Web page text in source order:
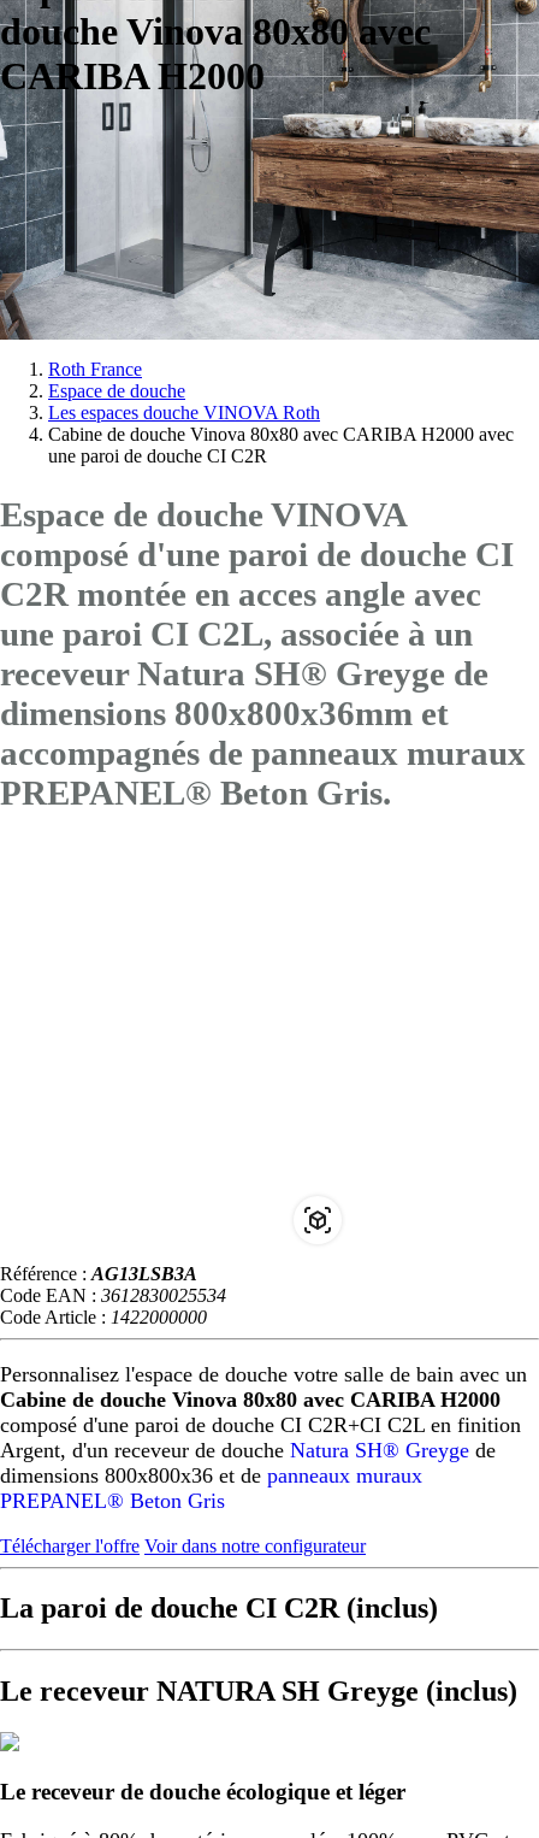
douche Vinova 80x80 avec
CARIBA H2000
Vous
êtes
Roth France
Espace de douche
Les espaces douche VINOVA Roth
Cabine de douche Vinova 80x80 avec CARIBA H2000 avec
une paroi de douche CI C2R
Espace de douche VINOVA
composé d'une paroi de douche CI
C2R montée en acces angle avec
une paroi CI C2L, associée à un
receveur Natura SH® Greyge de
dimensions 800x800x36mm et
accompagnés de panneaux muraux
PREPANEL® Beton Gris.
Référence : AG13LSB3A
Code EAN : 3612830025534
Code Article : 1422000000
Personnalisez l'espace de douche votre salle de bain avec un
Cabine de douche Vinova 80x80 avec CARIBA H2000
composé d'une paroi de douche CI C2R+CI C2L en finition
Argent, d'un receveur de douche Natura SH® Greyge de
dimensions 800x800x36 et de panneaux muraux
PREPANEL® Beton Gris
Télécharger l'offre Voir dans notre configurateur
La paroi de douche CI C2R (inclus)
Le receveur NATURA SH Greyge (inclus)
Le receveur de douche écologique et léger